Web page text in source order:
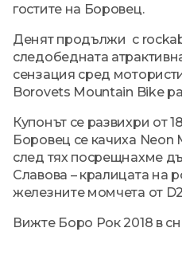
гостите на Боровец.
Денят продължи с
следобедната
сензация сред
Borovets Mountain Bike
Купонът се развихри от
Боровец се качиха Neon
след тях посрещнахме
Славова – кралицата на
железните момчета от
Вижте Боро Рок 2018 в